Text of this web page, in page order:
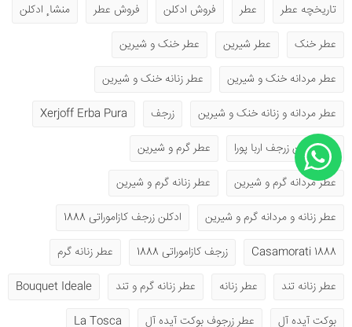
تاریخچه عطر عطر فروش ادکلن فروش عطر
منشا ٕ ادکلن
عطر خنک
عطر شیرین
عطر خنک و شیرین
عطر مردانه خنک و شیرین
عطر زنانه خنک و شیرین
عطر مردانه و زنانه خنک و شیرین
زرجف
Xerjoff Erba Pura
عطر ادکلن زرجف اربا پورا
عطر گرم و شیرین
عطر مردانه گرم و شیرین
عطر زنانه گرم و شیرین
عطر زنانه و مردانه گرم و شیرین
ادکلن زرجف کازاموراتی 1888
1888 Casamorati
زرجف کازاموراتی 1888
عطر زنانه گرم
عطر زنانه تند
عطر زنانه عطر زنانه گرم و تند
Bouquet Ideale
بوکت آیده آل
عطر زرجوف بوکت آیده آل La Tosca